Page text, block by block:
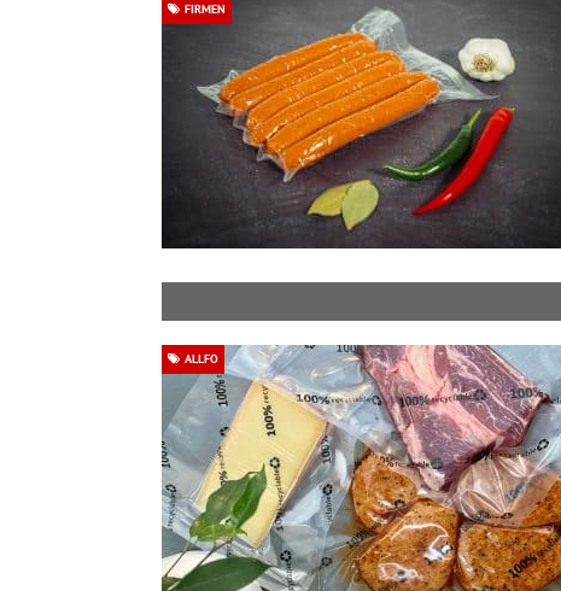
FIRMEN
ALLFO